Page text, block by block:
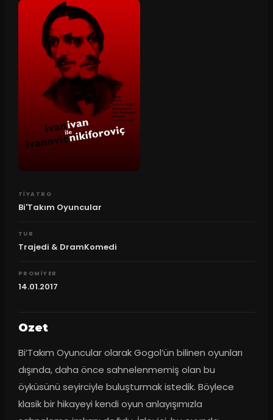
TIYATRO
Bi'Takım Oyuncular
TUR
Trajedi & DramKomedi
PROMIYER
14.01.2017
Ozet
Bi’Takım Oyuncular olarak Gogol’ün bilinen oyunları
dışında, daha önce sahnelenmemiş olan bu
öyküsünü seyirciyle buluşturmak istedik. Böylece
klasik bir hikayeyi kendi oyun anlayışımızla